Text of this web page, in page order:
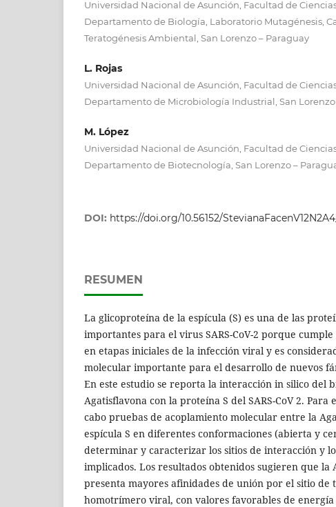
Universidad Nacional de Asunción, Facultad de
Departamento de Biología, Laboratorio Mutagénesis,
Teratogénesis Ambiental, San Lorenzo – Paraguay
L. Rojas
Universidad Nacional de Asunción, Facultad de
Departamento de Microbiología Industrial, San Lorenzo
M. López
Universidad Nacional de Asunción, Facultad de
Departamento de Biotecnología, San Lorenzo –
DOI: https://doi.org/10.56152/
RESUMEN
La glicoproteína de la espícula (S) es una de las
importantes para el virus SARS-CoV-2 porque
en etapas iniciales de la infección viral y es
molecular importante para el desarrollo de nuevos
En este estudio se reporta la interacción in silico del
Agatisflavona con la proteína S del SARS-CoV 2. Para
cabo pruebas de acoplamiento molecular entre la
espícula S en diferentes conformaciones (abierta y
determinar y caracterizar los sitios de interacción y
implicados. Los resultados obtenidos sugieren que la
presenta mayores afinidades de unión por el sitio de
homotrímero viral, con valores favorables de